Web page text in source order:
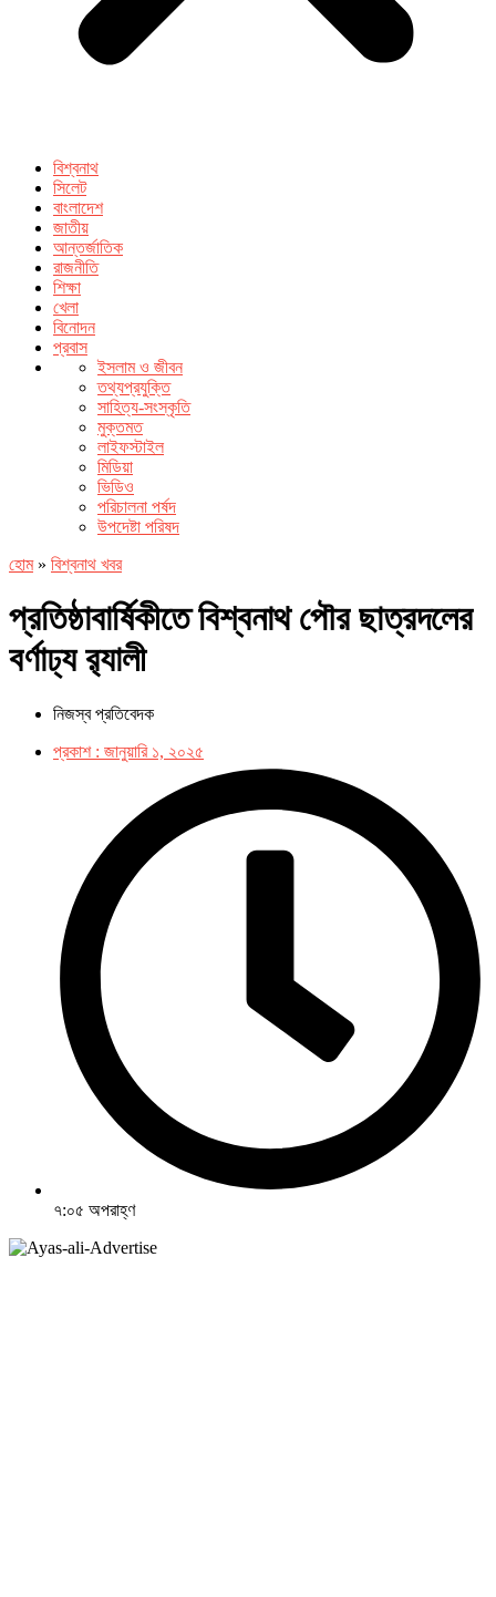
বিশ্বনাথ
সিলেট
বাংলাদেশ
জাতীয়
আন্তর্জাতিক
রাজনীতি
শিক্ষা
খেলা
বিনোদন
প্রবাস
ইসলাম ও জীবন
তথ্যপ্রযুক্তি
সাহিত্য-সংস্কৃতি
মুক্তমত
লাইফস্টাইল
মিডিয়া
ভিডিও
পরিচালনা পর্ষদ
উপদেষ্টা পরিষদ
হোম» বিশ্বনাথ খবর
প্রতিষ্ঠাবার্ষিকীতে বিশ্বনাথ পৌর ছাত্রদলের
বর্ণাঢ্য র‍্যালী
নিজস্ব প্রতিবেদক
প্রকাশ : জানুয়ারি ১, ২০২৫
৭:০৫ অপরাহ্ণ